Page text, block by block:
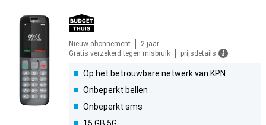
Nieuw abonnement
2 jaar
Gratis verzekerd tegen misbruik
prijsdetails
Op het betrouwbare netwerk van KPN
Onbeperkt bellen
Onbeperkt sms